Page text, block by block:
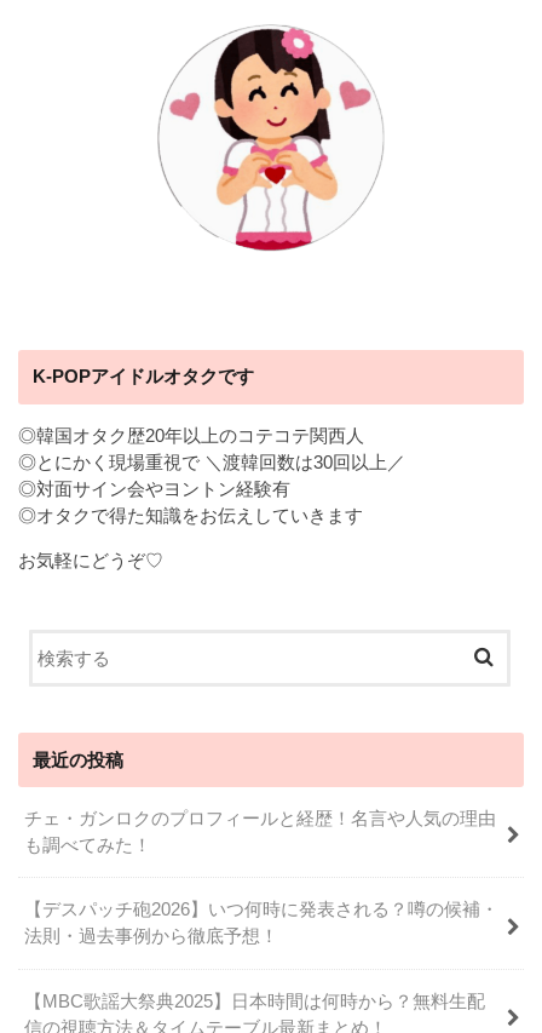
K-POPアイドルオタクです
◎韓国オタク歴20年以上のコテコテ関西人
◎とにかく現場重視で ＼渡韓回数は30回以上／
◎対面サイン会やヨントン経験有
◎オタクで得た知識をお伝えしていきます
お気軽にどうぞ♡
最近の投稿
チェ・ガンロクのプロフィールと経歴！名言や人気の理由
も調べてみた！
【デスパッチ砲2026】いつ何時に発表される？噂の候補・
法則・過去事例から徹底予想！
【MBC歌謡大祭典2025】日本時間は何時から？無料生配
信の視聴方法＆タイムテーブル最新まとめ！